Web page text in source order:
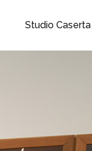
Studio Caserta